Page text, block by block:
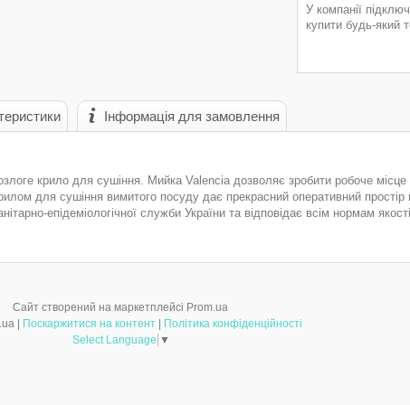
У компанії
купити будь-який
Інформація для замовлення
крило для сушіння. Мийка Valencia дозволяє зробити робоче
для сушіння вимитого посуду дає прекрасний оперативний
епідеміологічної служби України та відповідає всім нормам якості.
Сайт створений на маркетплейсі Prom.ua
Pelikan.com.ua | Поскаржитися на контент | Політика конфіденційності
Select Language ▼